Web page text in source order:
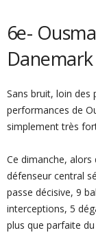
6e-
Danemark
Sans bruit, loin
performances de
simplement très
Ce dimanche, alors
défenseur central
passe décisive, 9
interceptions, 5
plus que parfaite